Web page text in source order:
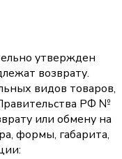
утвержден
возврату.
видов товаров,
РФ №
или обмену на
формы, габарита,